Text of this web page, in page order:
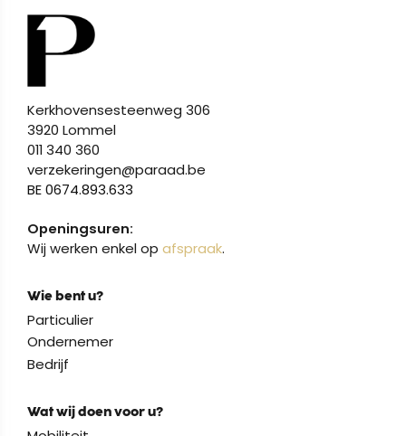
Kerkhovensesteenweg 306
3920 Lommel
011 340 360
verzekeringen@paraad.be
BE 0674.893.633
Openingsuren:
Wij werken enkel op afspraak.
Wie bent u?
Particulier
Ondernemer
Bedrijf
Wat wij doen voor u?